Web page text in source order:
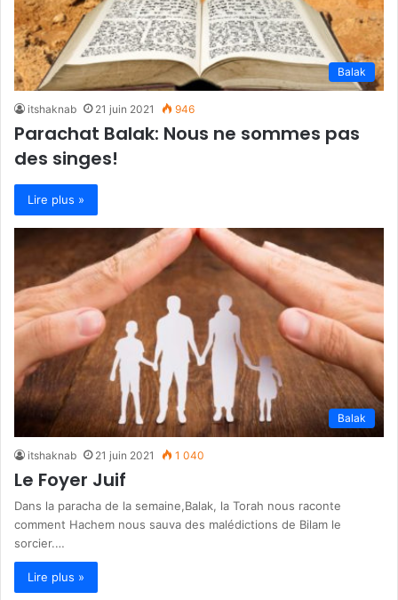
Balak
itshaknab 21 juin 2021 946
Parachat Balak: Nous ne sommes pas
des singes!
Lire plus »
Balak
itshaknab 21 juin 2021 1 040
Le Foyer Juif
Dans la paracha de la semaine,Balak, la Torah nous raconte
comment Hachem nous sauva des malédictions de Bilam le
sorcier.…
Lire plus »